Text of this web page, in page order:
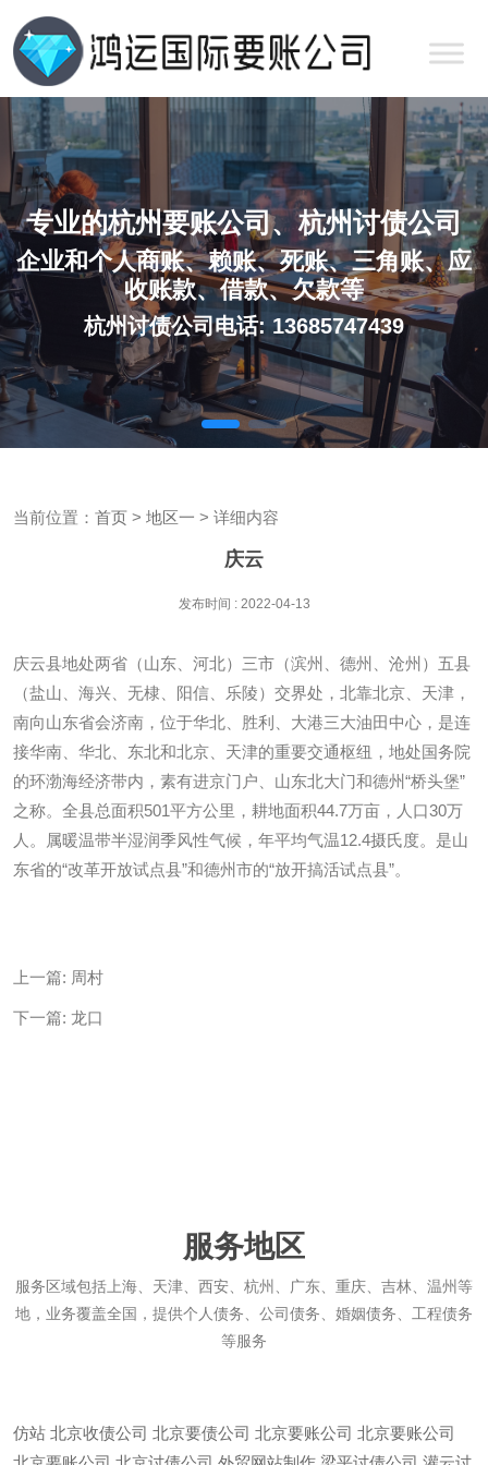
专业的杭州要账公司、杭州讨债公司
企业和个人商账、赖账、死账、三角账、应
收账款、借款、欠款等
杭州讨债公司电话: 13685747439
当前位置： 首页 > 地区一 > 详细内容
庆云
发布时间 : 2022-04-13
庆云县地处两省（山东、河北）三市（滨州、德州、沧州）五县
（盐山、海兴、无棣、阳信、乐陵）交界处，北靠北京、天津，
南向山东省会济南，位于华北、胜利、大港三大油田中心，是连
接华南、华北、东北和北京、天津的重要交通枢纽，地处国务院
的环渤海经济带内，素有进京门户、山东北大门和德州“桥头堡”
之称。全县总面积501平方公里，耕地面积44.7万亩，人口30万
人。属暖温带半湿润季风性气候，年平均气温12.4摄氏度。是山
东省的“改革开放试点县”和德州市的“放开搞活试点县”。
上一篇: 周村
下一篇: 龙口
服务地区
服务区域包括上海、天津、西安、杭州、广东、重庆、吉林、温州等
地，业务覆盖全国，提供个人债务、公司债务、婚姻债务、工程债务
等服务
仿站 北京收债公司 北京要债公司 北京要账公司 北京要账公司